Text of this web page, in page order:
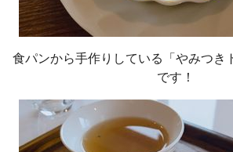
食パンから手作りしている「やみつき
です！